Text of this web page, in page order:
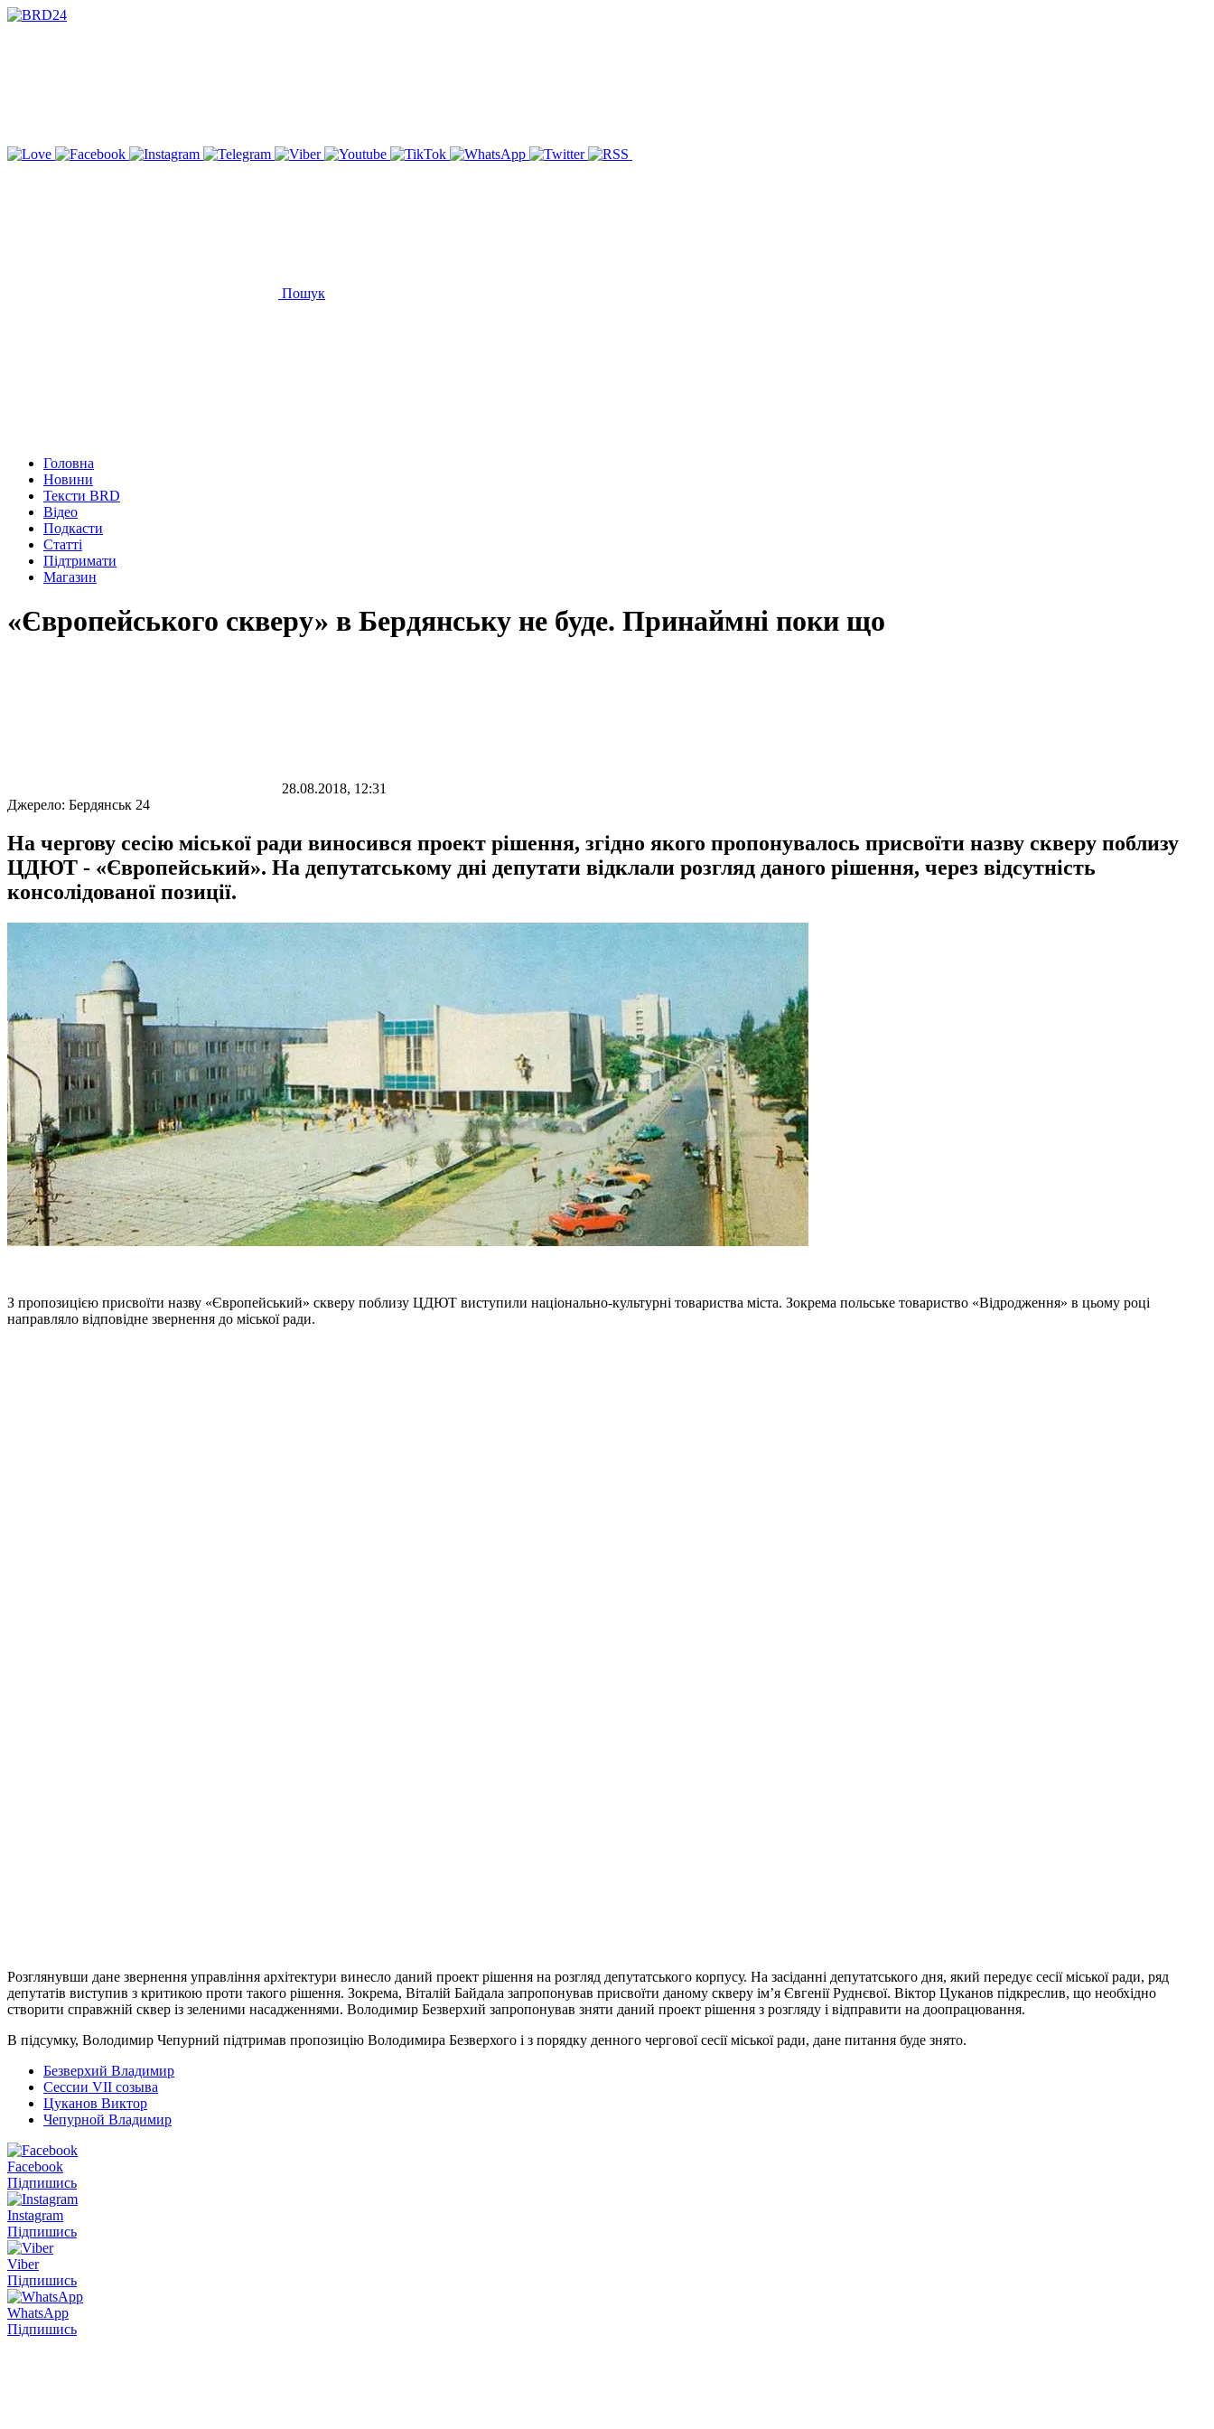
Пошук
Головна
Новини
Тексти BRD
Відео
Подкасти
Статті
Підтримати
Магазин
«Європейського скверу» в Бердянську не буде. Принаймні поки що
28.08.2018, 12:31
Джерело: Бердянськ 24
На чергову сесію міської ради виносився проект рішення, згідно якого пропонувалось присвоїти назву скверу поблизу
ЦДЮТ - «Європейський». На депутатському дні депутати відклали розгляд даного рішення, через відсутність
консолідованої позиції.
З пропозицією присвоїти назву «Європейський» скверу поблизу ЦДЮТ виступили національно-культурні товариства міста. Зокрема польське товариство «Відродження» в цьому році
направляло відповідне звернення до міської ради.
Розглянувши дане звернення управління архітектури винесло даний проект рішення на розгляд депутатського корпусу. На засіданні депутатського дня, який передує сесії міської ради, ряд
депутатів виступив з критикою проти такого рішення. Зокрема, Віталій Байдала запропонував присвоїти даному скверу ім’я Євгенії Руднєвої. Віктор Цуканов підкреслив, що необхідно
створити справжній сквер із зеленими насадженнями. Володимир Безверхий запропонував зняти даний проект рішення з розгляду і відправити на доопрацювання.
В підсумку, Володимир Чепурний підтримав пропозицію Володимира Безверхого і з порядку денного чергової сесії міської ради, дане питання буде знято.
Безверхий Владимир
Сессии VII созыва
Цуканов Виктор
Чепурной Владимир
Facebook
Підпишись
Instagram
Підпишись
Viber
Підпишись
WhatsApp
Підпишись